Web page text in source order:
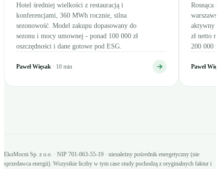
Hotel średniej wielkości z restauracją i
konferencjami, 360 MWh rocznie, silna
sezonowość. Model zakupu dopasowany do
sezonu i mocy umownej - ponad 100 000 zł
oszczędności i dane gotowe pod ESG.
Paweł Więsak · 10 min
Rosnąca
aktywny
zł netto
200 000
Paweł
EkoMocni Sp. z o.o. · NIP 701-063-55-19 · niezależny pośrednik energetyczny (nie
sprzedawca energii). Wszystkie liczby w tym case study pochodzą z oryginalnych faktur i